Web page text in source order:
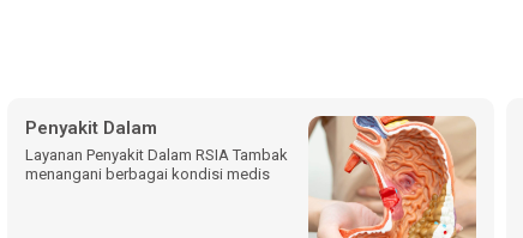
Penyakit Dalam
Layanan Penyakit Dalam RSIA Tambak
menangani berbagai kondisi medis